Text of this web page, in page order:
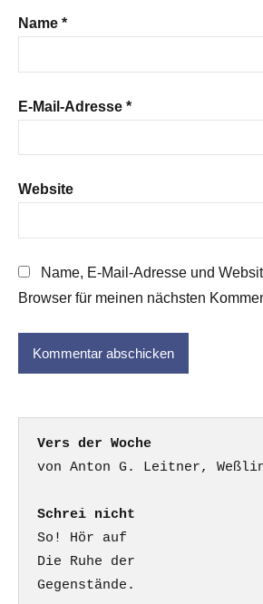
Name *
E-Mail-Adresse *
Website
Name, E-Mail-Adresse und
Browser für meinen nächsten
Vers der Woche
Schrei nicht
So! Hör auf
Die Ruhe der
Gegenstände.